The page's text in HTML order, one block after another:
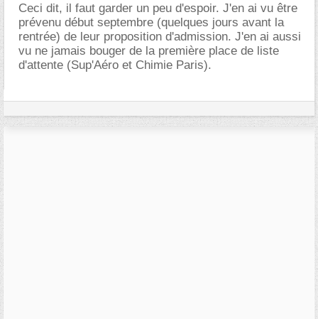
Ceci dit, il faut garder un peu d'espoir. J'en ai vu être
prévenu début septembre (quelques jours avant la
rentrée) de leur proposition d'admission. J'en ai aussi
vu ne jamais bouger de la première place de liste
d'attente (Sup'Aéro et Chimie Paris).